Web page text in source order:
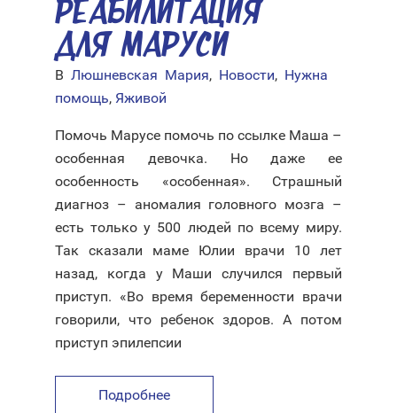
РЕАБИЛИТАЦИЯ
ДЛЯ МАРУСИ
В Люшневская Мария, Новости, Нужна
помощь, Яживой
Помочь Марусе помочь по ссылке Маша –
особенная девочка. Но даже ее
особенность «особенная». Страшный
диагноз – аномалия головного мозга –
есть только у 500 людей по всему миру.
Так сказали маме Юлии врачи 10 лет
назад, когда у Маши случился первый
приступ. «Во время беременности врачи
говорили, что ребенок здоров. А потом
приступ эпилепсии
Подробнее